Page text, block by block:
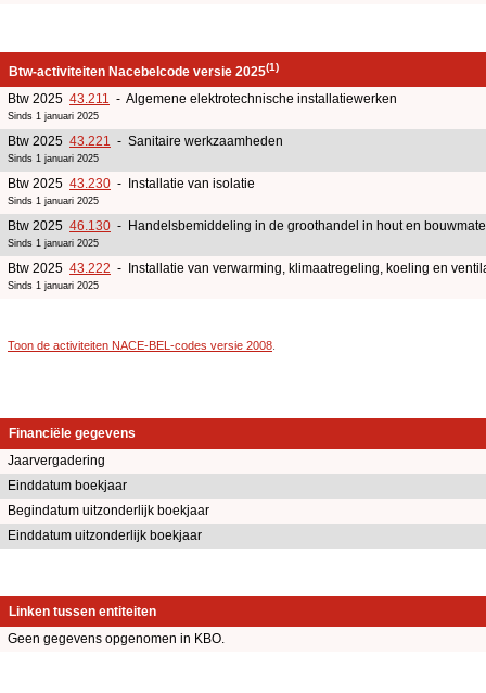
Btw-activiteiten Nacebelcode versie 2025(1)
Btw 2025 43.211 - Algemene elektrotechnische installatiewerken
Sinds 1 januari 2025
Btw 2025 43.221 - Sanitaire werkzaamheden
Sinds 1 januari 2025
Btw 2025 43.230 - Installatie van isolatie
Sinds 1 januari 2025
Btw 2025 46.130 - Handelsbemiddeling in de groothandel in hout en
Sinds 1 januari 2025
Btw 2025 43.222 - Installatie van verwarming, klimaatregeling, koeling en
Sinds 1 januari 2025
Toon de activiteiten NACE-BEL-codes versie 2008
Financiële gegevens
Jaarvergadering
Einddatum boekjaar
Begindatum uitzonderlijk boekjaar
Einddatum uitzonderlijk boekjaar
Linken tussen entiteiten
Geen gegevens opgenomen in KBO.